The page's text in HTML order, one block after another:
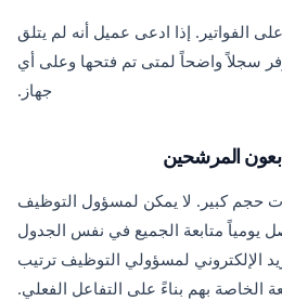
الفواتير. إذا ادعى عميل أنه لم يتلق
سجلاً واضحاً لمتى تم فتحها وعلى أي
جهاز.
المرشحين
حجم كبير. لا يمكن لمسؤول التوظيف
تواصل يومياً متابعة الجميع في نفس الجدول
الإلكتروني لمسؤولي التوظيف ترتيب
الخاصة بهم بناءً على التفاعل الفعلي.